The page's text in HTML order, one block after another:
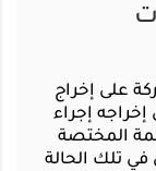
على إخراج
إجراء
المختصة
تلك الحالة